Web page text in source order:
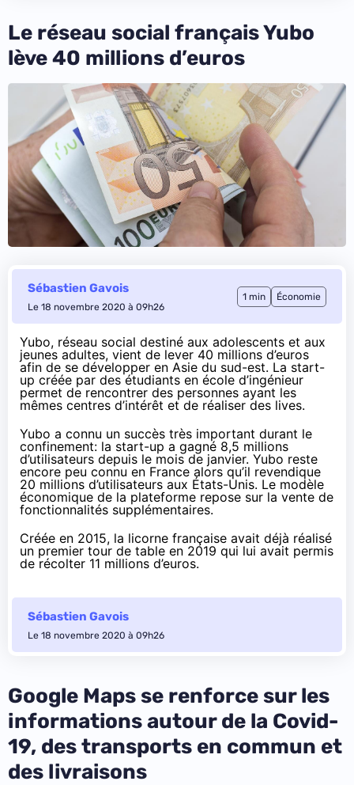
Le réseau social français Yubo
lève 40 millions d’euros
Sébastien Gavois
Le 18 novembre 2020 à 09h26
1 min Économie
Yubo, réseau social destiné aux adolescents et aux
jeunes adultes, vient de lever 40 millions d’euros
afin de se développer en Asie du sud-est. La start-
up créée par des étudiants en école d’ingénieur
permet de rencontrer des personnes ayant les
mêmes centres d’intérêt et de réaliser des lives.
Yubo a connu un succès très important durant le
confinement: la start-up a gagné 8,5 millions
d’utilisateurs depuis le mois de janvier. Yubo reste
encore peu connu en France alors qu’il revendique
20 millions d’utilisateurs aux États-Unis. Le modèle
économique de la plateforme repose sur la vente de
fonctionnalités supplémentaires.
Créée en 2015, la licorne française avait déjà réalisé
un premier tour de table en 2019 qui lui avait permis
de récolter 11 millions d’euros.
Sébastien Gavois
Le 18 novembre 2020 à 09h26
Google Maps se renforce sur les
informations autour de la Covid-
19, des transports en commun et
des livraisons